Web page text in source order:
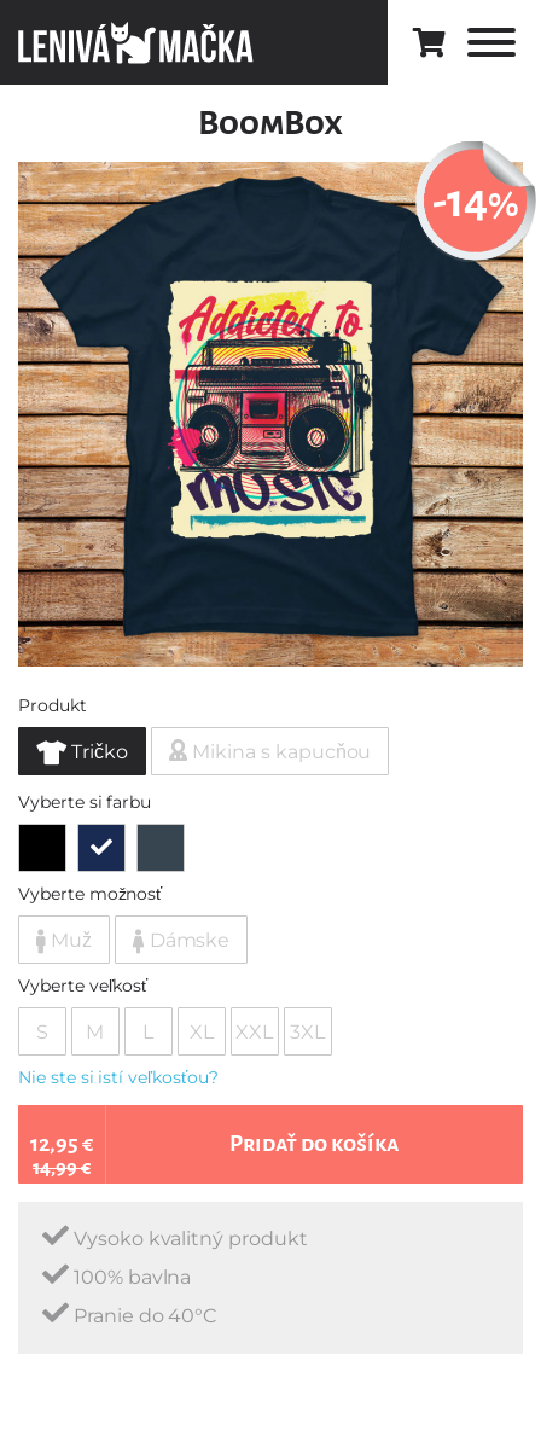
BoomBox
-14%
Produkt
Tričko Mikina s kapucňou
Vyberte si farbu
Vyberte možnosť
Muž Dámske
Vyberte veľkosť
S M L XL XXL 3XL
Nie ste si istí veľkosťou?
12,95 €
14,99 €
Pridať do košíka
Vysoko kvalitný produkt
100% bavlna
Pranie do 40°C